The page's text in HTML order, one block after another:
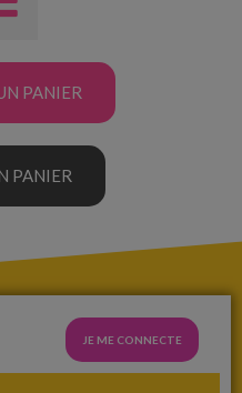
PANIER
PANIER
JE ME CONNECTE